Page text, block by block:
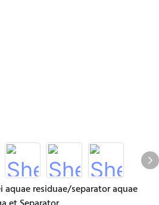
aquae residuae/separator aquae